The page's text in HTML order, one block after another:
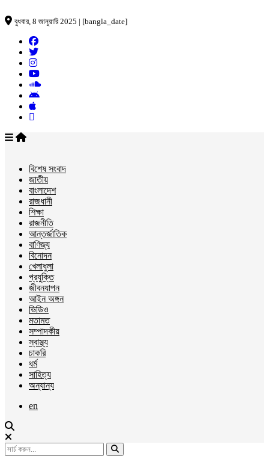
বুধবার, 8 জানুয়ারি 2025 | [bangla_date]
বিশেষ সংবাদ
জাতীয়
বাংলাদেশ
রাজধানী
শিক্ষা
রাজনীতি
আন্তর্জাতিক
বাণিজ্য
বিনোদন
খেলাধুলা
প্রযুক্তি
জীবনযাপন
আইন অঙ্গন
ভিডিও
মতামত
সম্পাদকীয়
স্বাস্থ্য
চাকরি
ধর্ম
সাহিত্য
অন্যান্য
en